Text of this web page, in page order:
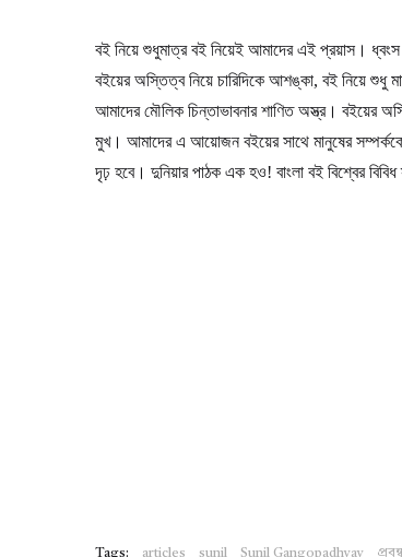
বই নিয়ে শুধুমাত্র বই নিয়েই আমাদের এই প্রয়াস।
বইয়ের অস্তিত্ব নিয়ে চারিদিকে আশঙ্কা, বই নিয়ে
আমাদের মৌলিক চিন্তাভাবনার শাণিত অস্ত্র। বইয়ের
মুখ। আমাদের এ আয়োজন বইয়ের সাথে মানুষের
দৃঢ় হবে। দুনিয়ার পাঠক এক হও! বাংলা বই বিশ্বের
Tags: articles sunil Sunil Gangopadhyay